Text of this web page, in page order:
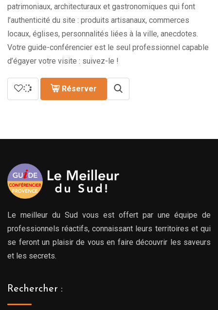
patrimoniaux, architecturaux et gastronomiques qui font
l’authenticité du site : produits artisanaux, commerces
locaux, églises, personnalités liées à la ville, anecdotes.
Votre guide-conférencier est le seul professionnel capable
d’égayer votre visite : suivez-le !
Réserver
Le meilleur du Sud vous est offert par une équipe de
professionnels réactifs, connaissant leurs territoires et qui
se feront un plaisir de vous en faire découvrir les saveurs
et les secrets.
Rechercher :